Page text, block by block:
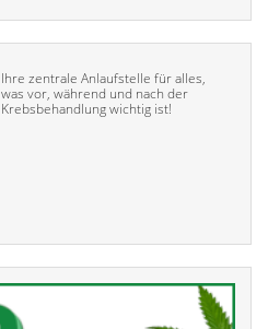
Ihre zentrale Anlaufstelle für alles,
was vor, während und nach der
Krebsbehandlung wichtig ist!